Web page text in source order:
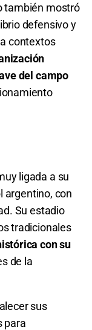
S/ 39
S/ 7,20
S/ 42
S/ 1,70
S/ 0,50
también mostró
defensivo y
contextos
del campo
ligada a su
argentino, con
Su estadio
tradicionales
con su
de la
sus
para